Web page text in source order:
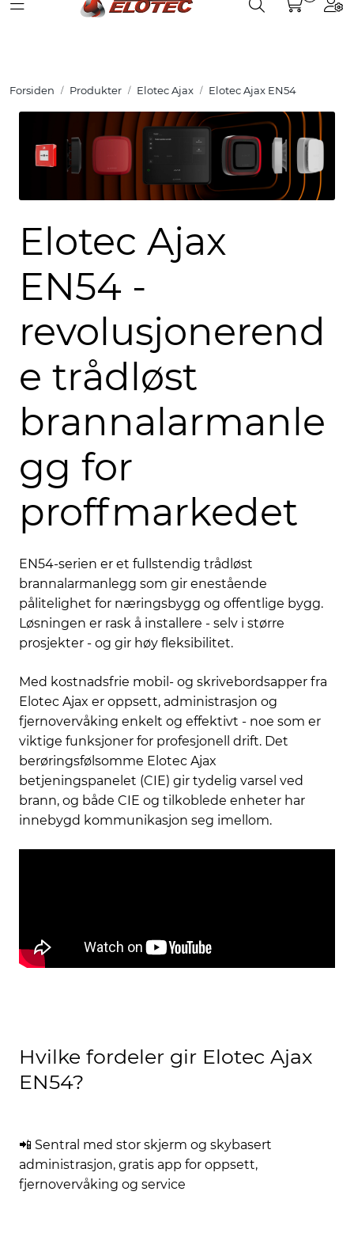
Skip to main content Partnerweb
Toggle navigation Toggle search
Forsiden Produkter Elotec Ajax Elotec Ajax EN54
Elotec Ajax
EN54 -
revolusjonerend
e trådløst
brannalarmanle
gg for
proffmarkedet
EN54-serien er et fullstendig trådløst
brannalarmanlegg som gir enestående
pålitelighet for næringsbygg og offentlige bygg.
Løsningen er rask å installere - selv i større
prosjekter - og gir høy fleksibilitet.
Med kostnadsfrie mobil- og skrivebordsapper fra
Elotec Ajax er oppsett, administrasjon og
fjernovervåking enkelt og effektivt - noe som er
viktige funksjoner for profesjonell drift. Det
berøringsfølsomme Elotec Ajax
betjeningspanelet (CIE) gir tydelig varsel ved
brann, og både CIE og tilkoblede enheter har
innebygd kommunikasjon seg imellom.
Hvilke fordeler gir Elotec Ajax
EN54?
📲 Sentral med stor skjerm og skybasert
administrasjon, gratis app for oppsett,
fjernovervåking og service
Løsninger
Hjelpesenter
Kurs
Referanser
Nettbutikk